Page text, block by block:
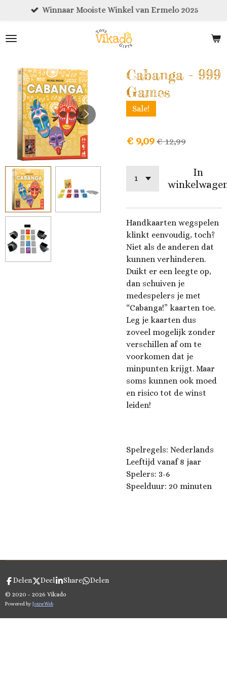
naar
Winnaar Mooiste Winkel van Ermelo 2025
Cabanga - 999
Games
Sale!
€ 9,09€ 12,99
In
Handkaarten wegspelen
klinkt eenvoudig, toch?
Niet als de anderen dat
kunnen verhinderen.
Duikt er een leegte op,
dan schuiven je
medespelers je met
“Cabanga!” kaarten toe.
Leg je kaarten dus
zoveel mogelijk zonder
verschillen af om te
voorkomen dat je
minpunten krijgt. Maar
soms kunnen ook moed
en risico tot de winst
leiden!
Spelregels: Nederlands
Leeftijd vanaf 8 jaar
Spelers: 3-6
Speelduur: 20 minuten
Delen Deel Share Delen
© 2020 - 2026 Vikado
Powered byJouwWeb